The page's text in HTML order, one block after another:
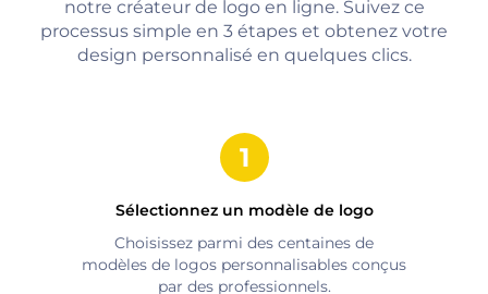
notre créateur de logo en ligne. Suivez ce
processus simple en 3 étapes et obtenez votre
design personnalisé en quelques clics.
Sélectionnez un modèle de logo
Choisissez parmi des centaines de
modèles de logos personnalisables conçus
par des professionnels.